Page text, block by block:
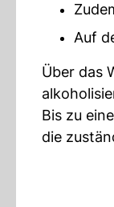
Auf
Über das
Bis zu
die